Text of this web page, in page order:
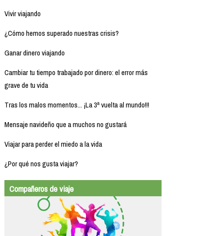
Vivir viajando
¿Cómo hemos superado nuestras crisis?
Ganar dinero viajando
Cambiar tu tiempo trabajado por dinero: el error más
grave de tu vida
Tras los malos momentos... ¡La 3ª vuelta al mundo!!!
Mensaje navideño que a muchos no gustará
Viajar para perder el miedo a la vida
¿Por qué nos gusta viajar?
Compañeros de viaje